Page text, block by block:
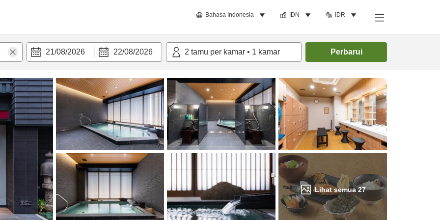
Bahasa Indonesia IDN IDR
21/08/2026 22/08/2026 2 tamu per kamar • 1 kamar Perbarui
Lihat semua27
Cari kamar